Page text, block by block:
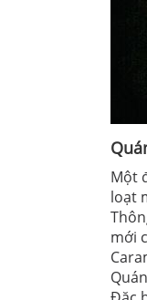
Một
loạt
mới